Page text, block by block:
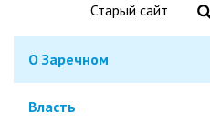
Старый сайт
О Заречном
Власть